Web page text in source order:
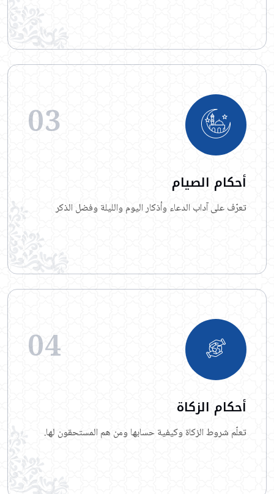
03
أحكام الصيام
تعرّف على آداب الدعاء وأذكار اليوم والليلة وفضل الذكر
04
أحكام الزكاة
تعلّم شروط الزكاة وكيفية حسابها ومن هم المستحقون لها.